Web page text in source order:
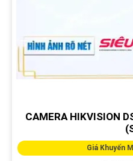
CAMERA HIKVISION
Giá Khuyến